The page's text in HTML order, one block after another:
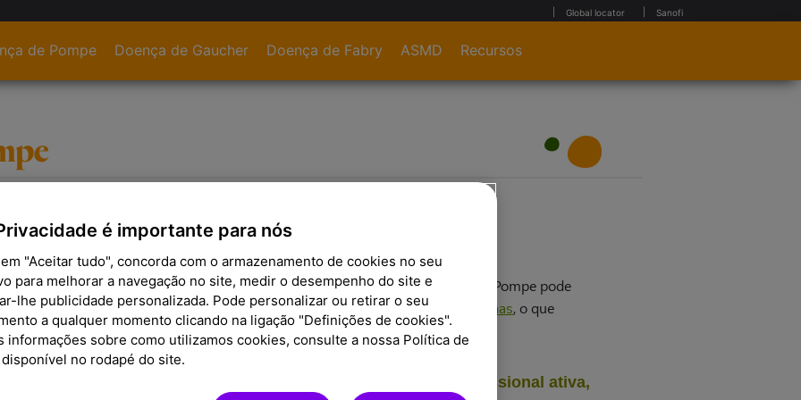
Global locator Sanofi
de Pompe Doença de Gaucher Doença de Fabry ASMD Recursos
Adoença de Pompeé uma doença rara e progressiva. O doente de Pompe pode
experienciar fraqueza muscular e fadiga, entre outrossinais e sintomas, o que
poderá ter um impacto na sua vida social e profissional.
Assim, o doente de Pompe poderá ter uma vida profissional ativa,
é importante para nós
"Aceitar tudo", concorda com o armazenamento de cookies no seu
para melhorar a navegação no site, medir o desempenho do site e
lhe publicidade personalizada. Pode personalizar ou retirar o seu
a qualquer momento clicando na ligação "Definições de cookies".
informações sobre como utilizamos cookies, consulte a nossa Política de
no rodapé do site.